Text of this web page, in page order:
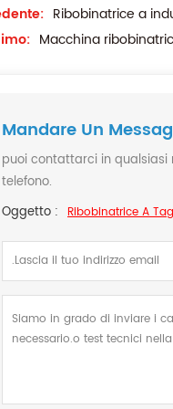
Ribobinatrice a
Macchina
Mandare Un
puoi contattarci in qualsiasi
telefono.
Oggetto : Ribobinatrice A